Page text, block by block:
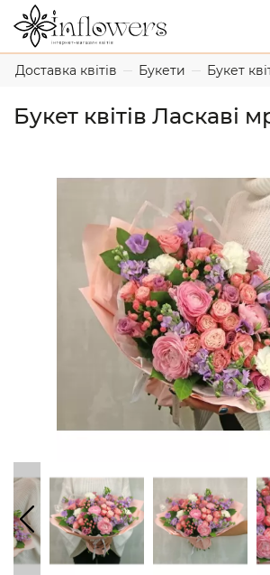
Доставка квітів Букети Букет
Букет квітів Ласкаві